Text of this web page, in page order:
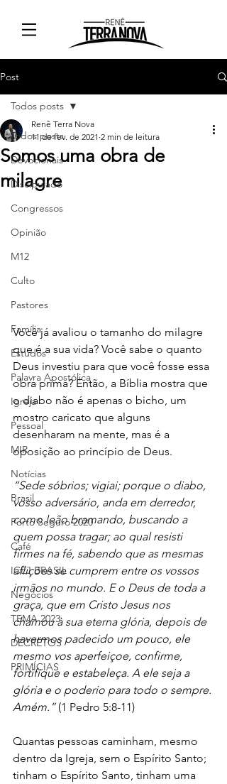
Post
Todos posts
Devocionais
Discipulado
Congressos
Opinião
M12
Culto
Pastores
Família
Estudos
Palavra Apostólica
Igreja
Pessoal
MIR
Notícias
Brasil
Porto Seguro 2020
Café
ICEJ BRASIL
Negócios
TEMA 2023
DECRETOS
PRIMÍCIAS
Todos posts
Somos uma obra de
milagre
Renê Terra Nova
11 de fev. de 2021 2 min de leitura
Você já avaliou o tamanho do milagre
que é a sua vida? Você sabe o quanto
Deus investiu para que você fosse essa
obra prima? Então, a Bíblia mostra que
o diabo não é apenas o bicho, um
mostro caricato que alguns
desenharam na mente, mas é a
oposição ao princípio de Deus.
“Sede sóbrios; vigiai; porque o diabo,
vosso adversário, anda em derredor,
como leão bramando, buscando a
quem possa tragar; ao qual resisti
firmes na fé, sabendo que as mesmas
aflições se cumprem entre os vossos
irmãos no mundo. E o Deus de toda a
graça, que em Cristo Jesus nos
chamou à sua eterna glória, depois de
havermos padecido um pouco, ele
mesmo vos aperfeiçoe, confirme,
fortifique e estabeleça. A ele seja a
glória e o poderio para todo o sempre.
Amém.” (1 Pedro 5:8-11)
Quantas pessoas caminham, mesmo
dentro da Igreja, sem o Espírito Santo;
tinham o Espírito Santo, tinham uma